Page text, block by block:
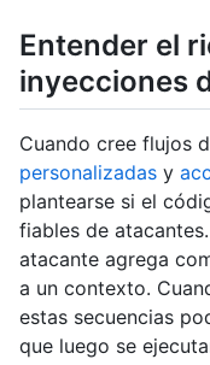
Entender el
inyecciones
Cuando cree flujos
personalizadas y
plantearse si el
fiables de
atacante agrega
a un contexto.
estas secuencias
que luego se